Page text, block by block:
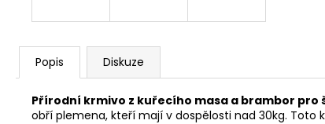
Popis Diskuze
Přírodní krmivo z kuřecího masa a brambor pro
obří plemena, kteří mají v dospělosti nad 30kg. Toto